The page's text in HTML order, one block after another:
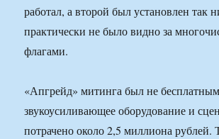
работал, а второй был установлен так
практически не было видно за
флагами.
«Апгрейд» митинга был не
звукоусиливающее оборудование и
потрачено около 2,5 миллиона рублей.